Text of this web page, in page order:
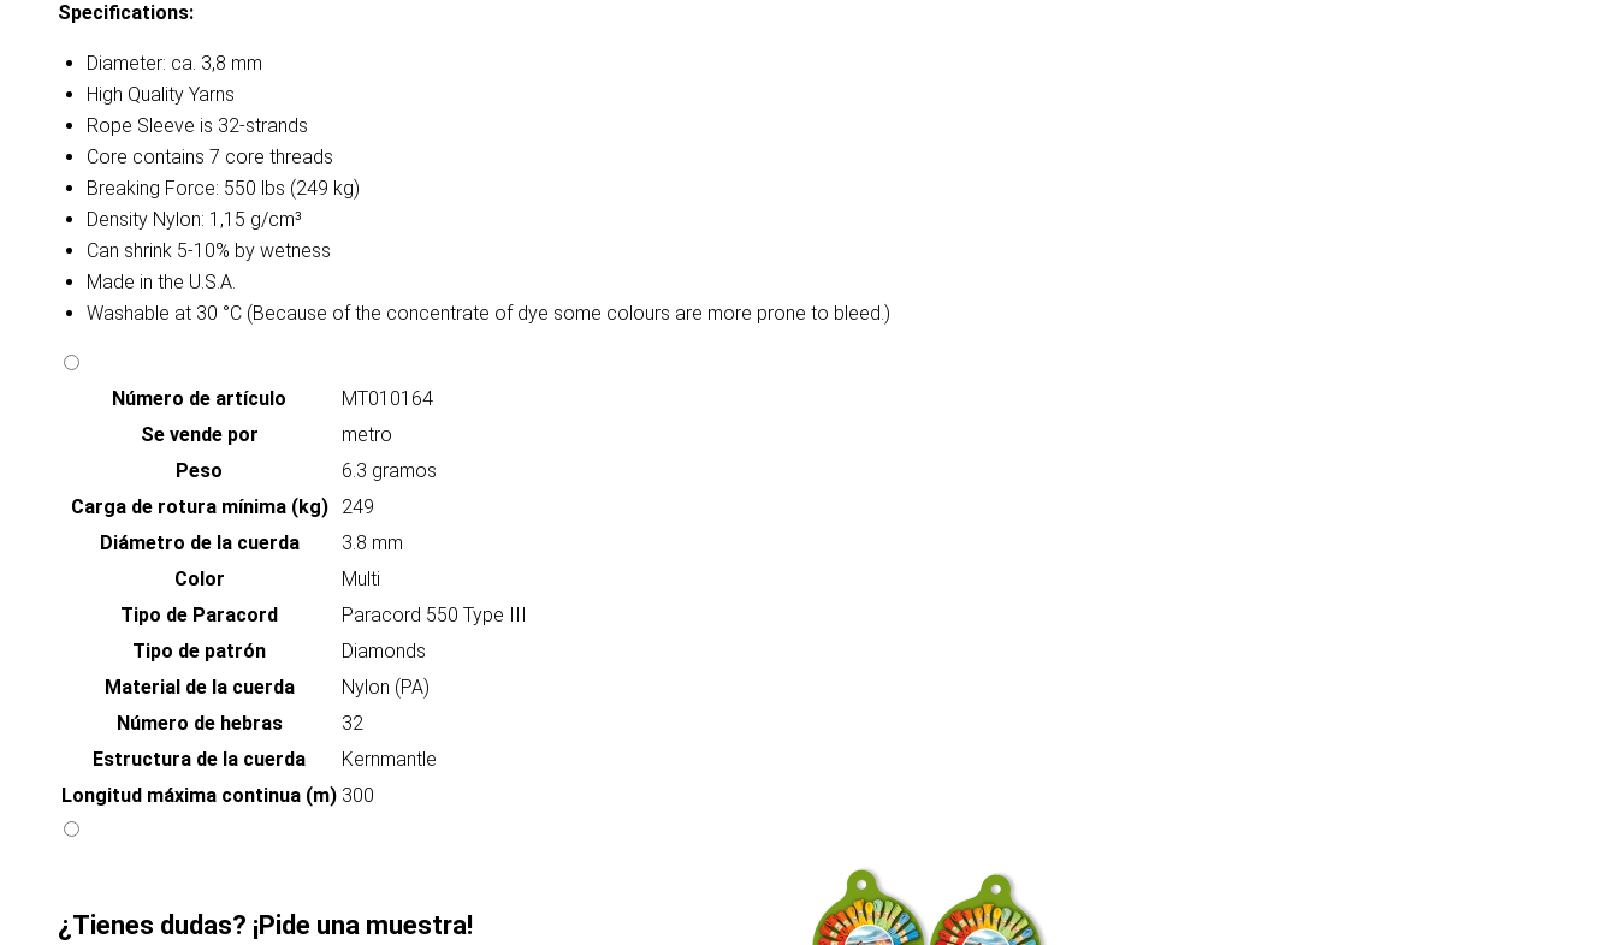
Specifications:
Diameter: ca. 3,8 mm
High Quality Yarns
Rope Sleeve is 32-strands
Core contains 7 core threads
Breaking Force: 550 lbs (249 kg)
Density Nylon: 1,15 g/cm³
Can shrink 5-10% by wetness
Made in the U.S.A.
Washable at 30 °C (Because of the concentrate of dye some colours are more prone to bleed.)
Número de artículo
MT010164
Se vende por
metro
Peso
6.3 gramos
Carga de rotura mínima (kg)
249
Diámetro de la cuerda
3.8 mm
Color
Multi
Tipo de Paracord
Paracord 550 Type III
Tipo de patrón
Diamonds
Material de la cuerda
Nylon (PA)
Número de hebras
32
Estructura de la cuerda
Kernmantle
Longitud máxima continua (m) 300
¿Tienes dudas? ¡Pide una muestra!